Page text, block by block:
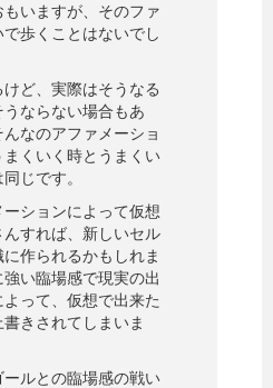
いますが、そのファ
歩くことはないでし
ど、実際はそうなる
ならない場合もあ
なのアファメーショ
くいく時とうまくい
じです。
ションによって仮想
すれば、新しいセル
作られるかもしれま
い臨場感で現実の出
って、仮想で出来た
きされてしまいま
ルとの臨場感の戦い